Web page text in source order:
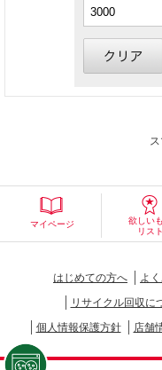
マイページ
欲しい
リスト
はじめての方へ よ
リサイクル回収に
個人情報保護方針
店舗